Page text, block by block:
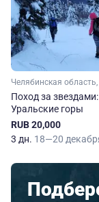
Челябинская
Поход за
Уральские горы
RUB 20,000
3 дн. 18—20